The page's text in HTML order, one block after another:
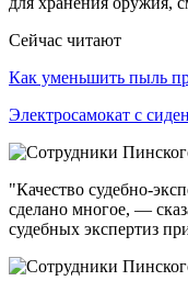
Сейчас читают
Как уменьшить пыль
Электросамокат с
"Качество судебно-
сделано многое, —
судебных экспертиз